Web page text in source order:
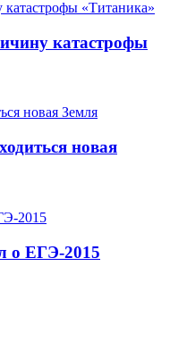
катастрофы
новая
о ЕГЭ-2015